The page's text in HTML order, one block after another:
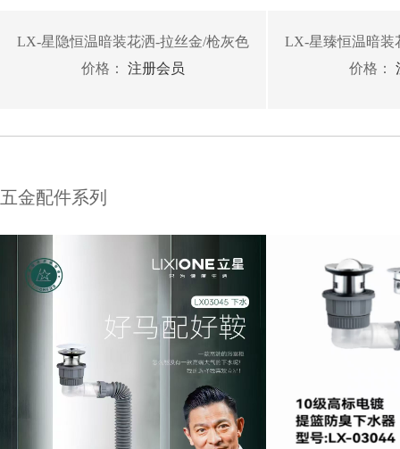
LX-星隐恒温暗装花洒-拉丝金/枪灰色
价格： 注册会员
LX-星臻恒温暗装
价格：
五金配件系列